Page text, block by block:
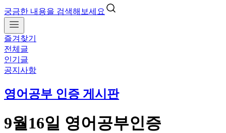
궁금한 내용을 검색해보세요
즐겨찾기
전체글
인기글
공지사항
영어공부 인증 게시판
9월16일 영어공부인증